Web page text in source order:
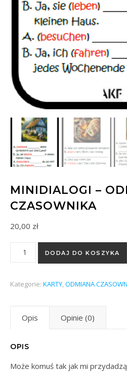
MINIDIALOGI –
CZASOWNIKA
20,00 zł
ilość Minidialogi - odmiana
DODAJ DO KOSZYKA
Kategorie: KARTY,ODMIANA
Opis Opinie (0)
OPIS
Może komuś tak jak mi